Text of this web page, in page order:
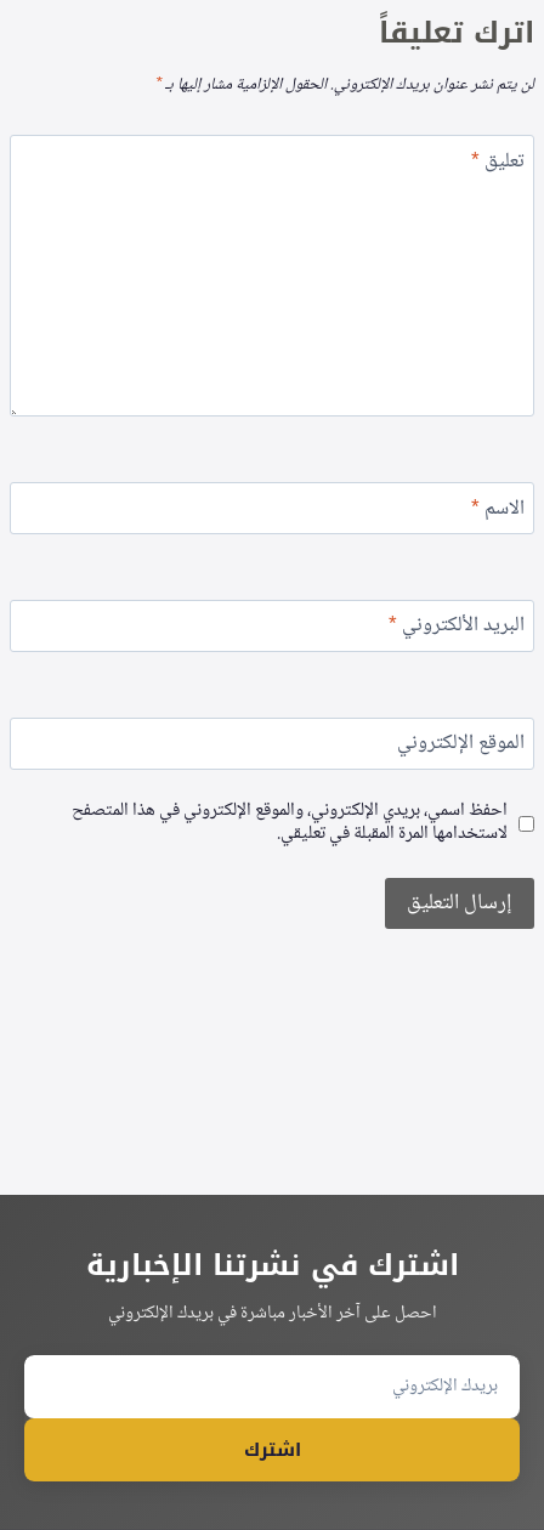
اترك تعليقاً
لن يتم نشر عنوان بريدك الإلكتروني.الحقول الإلزامية مشار إليها بـ*
تعليق*
الاسم*
البريد الألكتروني*
الموقع الإلكتروني
احفظ اسمي، بريدي الإلكتروني، والموقع الإلكتروني في هذا المتصفح
لاستخدامها المرة المقبلة في تعليقي.
اشترك في نشرتنا الإخبارية
احصل على آخر الأخبار مباشرة في بريدك الإلكتروني
اشترك